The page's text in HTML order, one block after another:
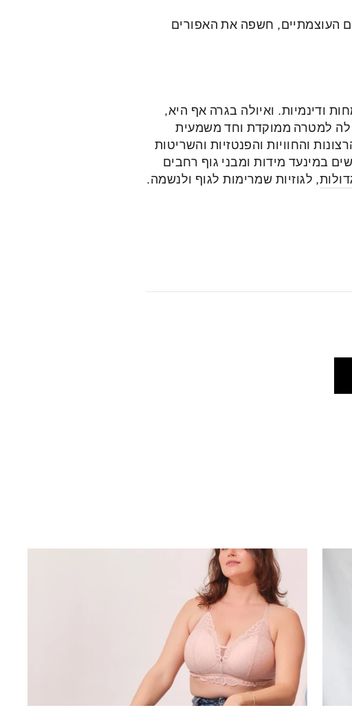
העוצמתיים, חשפה את האפורים
ודינמיות. ואיולה בגרה אף היא,
לה למטרה ממוקדת וחד משמעית
והחוויות והפנטזיות והשריטות
במינעד מידות ומבני גוף רחבים
, לגוזיות שמרימות לגוף ולנשמה.